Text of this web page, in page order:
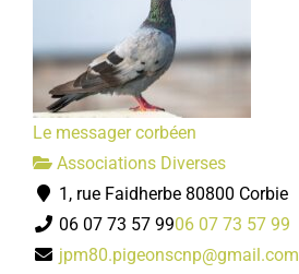
Le messager corbéen
Associations Diverses
1, rue Faidherbe 80800 Corbie
06 07 73 57 9906 07 73 57 99
jpm80.pigeonscnp@gmail.com